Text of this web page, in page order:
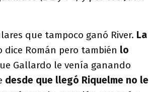
que tampoco ganó River. La
dice Román pero también lo
Gallardo le venía ganando
desde que llegó Riquelme no le